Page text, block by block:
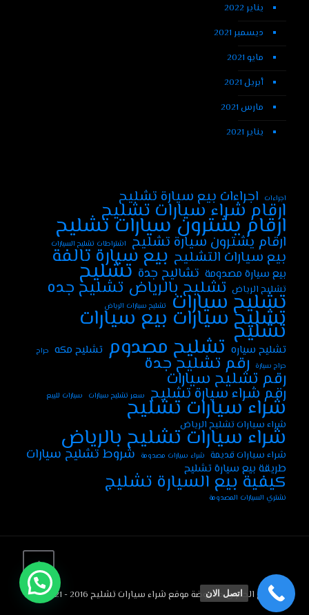
يناير 2022
ديسمبر 2021
مايو 2021
أبريل 2021
مارس 2021
يناير 2021
اجراءات اجراءات بيع سيارة تشليح
ارقام شراء سيارات تشليح
ارقام يشترون سيارات تشليح
ارقام يشترون سيارة تشليح اشتراطات تشليح السيارات
بيع سيارات التشليح بيع سيارة تالفة
بيع سيارة مصدومة تشاليح جدة تشليح
تشليح الرياض تشليح بالرياض تشليح جده تشليح سيارات تشليح سيارات الرياض
تشليح سيارات بيع سيارات
تشليح
تشليح سياره تشليح مصدوم تشليح مكه حراج
حراج سيارة رقم تشليح جدة
رقم تشليح سيارات
رقم شراء سيارة تشليح سعر تشليح سيارات سيارات للبيع شراء سيارات تشليح
شراء سيارات تشليح الرياض
شراء سيارات تشليح بالرياض
شراء سيارات قديمة شراء سيارات مصدومة شروط تشليح سيارات
طريقة بيع سيارة تشليح
كيفية بيع السيارة تشليج
نشتري السيارات المصدومة
© جميع الحقوق محفوضة موقع شراء سيارات تشليح 2016 - 2021
اتصل الان